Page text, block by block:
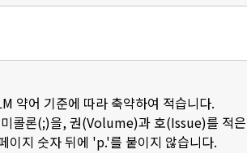
약어 기준에 따라 축약하여 적습니다.
콜론(;)을, 권(Volume)과 호(Issue)를 적
이지 숫자 뒤에 'p.'를 붙이지 않습니다.